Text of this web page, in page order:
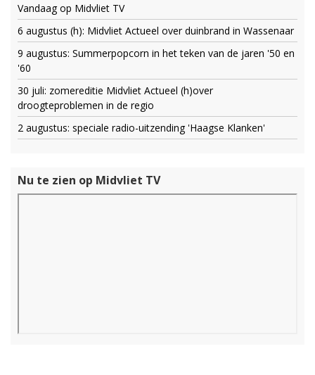
Vandaag op Midvliet TV
6 augustus (h): Midvliet Actueel over duinbrand in Wassenaar
9 augustus: Summerpopcorn in het teken van de jaren '50 en
'60
30 juli: zomereditie Midvliet Actueel (h)over
droogteproblemen in de regio
2 augustus: speciale radio-uitzending 'Haagse Klanken'
Nu te zien op Midvliet TV